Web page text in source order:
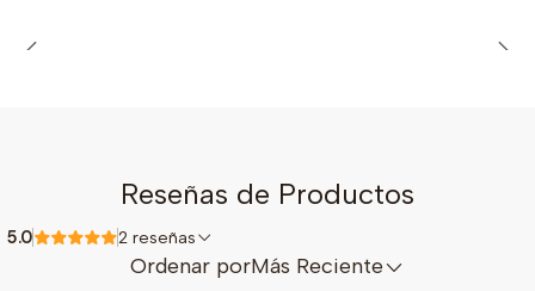
Reseñas de Productos
5.0 2 reseñas
Ordenar porMás Reciente